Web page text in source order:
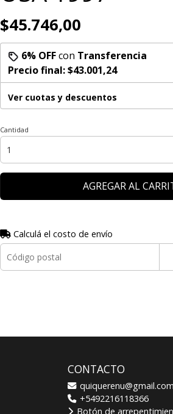
$45.746,00
6% OFFcon Transferencia
Precio final:$43.001,24
Ver cuotas y descuentos
Cantidad
AGREGAR AL
Calculá el costo de envío
CONTACTO
quiquerenu@gmail.com
+5492216118366
Botón de